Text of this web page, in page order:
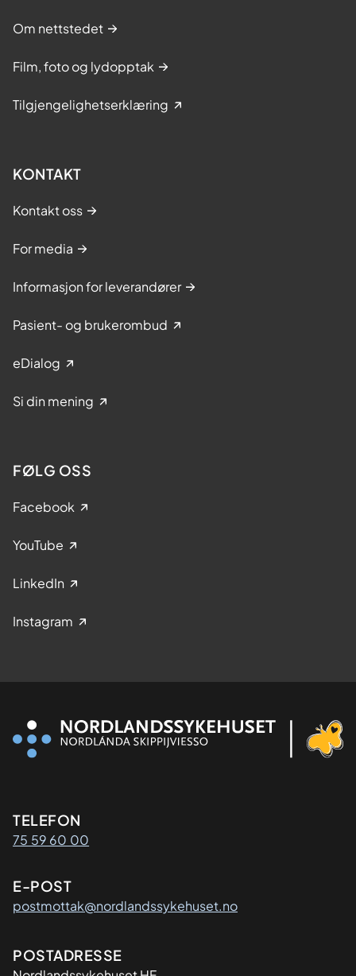
Om nettstedet
Film, foto og lydopptak
Tilgjengelighetserklæring
KONTAKT
Kontakt oss
For media
Informasjon for leverandører
Pasient- og brukerombud
eDialog
Si din mening
FØLG OSS
Facebook
YouTube
LinkedIn
Instagram
Kontaktinformasjon
TELEFON
75 59 60 00
E-POST
postmottak@nordlandssykehuset.no
Adresse
POSTADRESSE